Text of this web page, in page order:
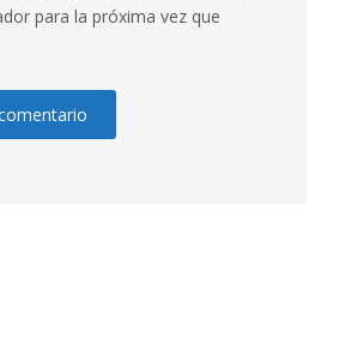
para la próxima vez que